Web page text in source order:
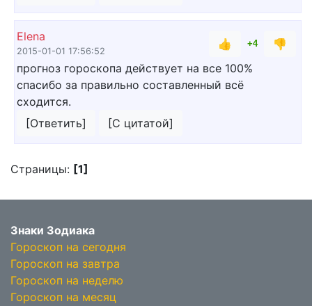
Elena
2015-01-01 17:56:52
👍 +4
👎
прогноз гороскопа действует на все 100%
спасибо за правильно составленный всё
сходится.
[Ответить]
[С цитатой]
Страницы: [1]
Знаки Зодиака
Гороскоп на сегодня
Гороскоп на завтра
Гороскоп на неделю
Гороскоп на месяц